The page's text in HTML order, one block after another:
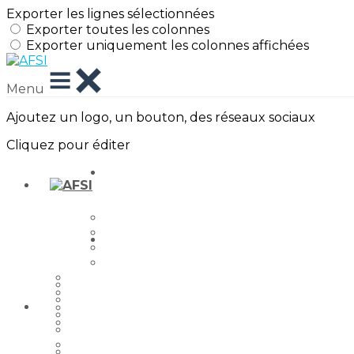
Exporter les lignes sélectionnées
Exporter toutes les colonnes
Exporter uniquement les colonnes affichées
Menu
Ajoutez un logo, un bouton, des réseaux sociaux
Cliquez pour éditer